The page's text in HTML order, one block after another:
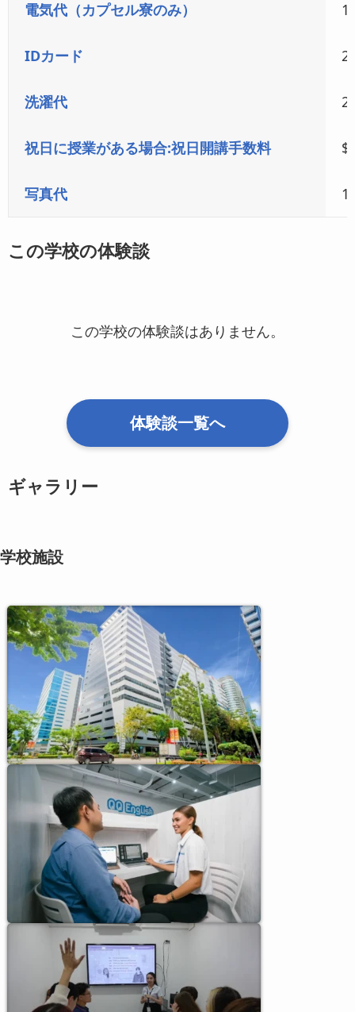
電気代（カプセル寮のみ）
IDカード
洗濯代
祝日に授業がある場合:祝日開講手数料
写真代
この学校の体験談
この学校の体験談はありません。
体験談一覧へ
ギャラリー
学校施設